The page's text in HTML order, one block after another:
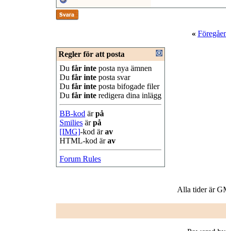
«
Regler för att posta
Du får inte posta nya ämnen
Du får inte posta svar
Du får inte posta bifogade filer
Du får inte redigera dina inlägg
BB-kod ärpå
Smilies ärpå
[IMG]-kod ärav
HTML-kod ärav
Forum Rules
Alla tider är